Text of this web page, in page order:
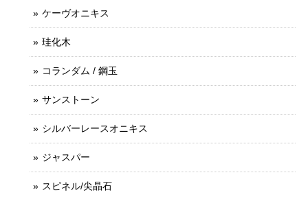
ケーヴオニキス
珪化木
コランダム / 鋼玉
サンストーン
シルバーレースオニキス
ジャスパー
スピネル/尖晶石